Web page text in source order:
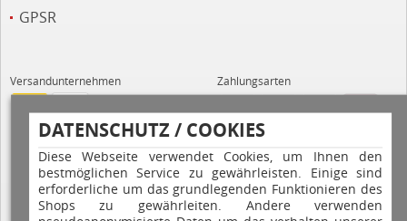
DATENSCHUTZ / COOKIES
Diese Webseite verwendet Cookies, um Ihnen den
bestmöglichen Service zu gewährleisten. Einige sind
erforderliche um das grundlegenden Funktionieren des
Shops zu gewährleiten. Andere verwenden
GPSR
Versandunternehmen Zahlungsarten